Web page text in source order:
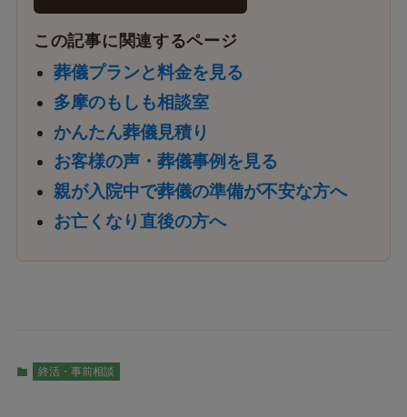
この記事に関連するページ
葬儀プランと料金を見る
多摩のもしも相談室
かんたん葬儀見積り
お客様の声・葬儀事例を見る
親が入院中で葬儀の準備が不安な方へ
お亡くなり直後の方へ
終活・事前相談